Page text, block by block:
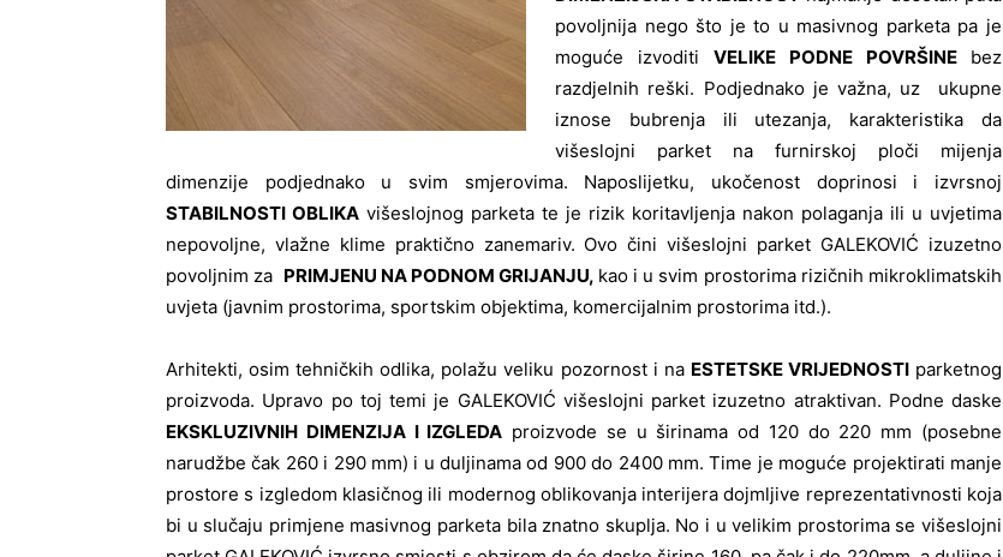
povoljnija nego što je to u masivnog parketa pa je
moguće izvoditi VELIKE PODNE POVRŠINE bez
razdjelnih reški. Podjednako je važna, uz ukupne
iznose bubrenja ili utezanja, karakteristika da
višeslojni parket na furnirskoj ploči mijenja
dimenzije podjednako u svim smjerovima. Naposlijetku, ukočenost doprinosi i izvrsnoj
STABILNOSTI OBLIKA višeslojnog parketa te je rizik koritavljenja nakon polaganja ili u uvjetima
nepovoljne, vlažne klime praktično zanemariv. Ovo čini višeslojni parket GALEKOVIĆ izuzetno
povoljnim za PRIMJENU NA PODNOM GRIJANJU, kao i u svim prostorima rizičnih mikroklimatskih
uvjeta (javnim prostorima, sportskim objektima, komercijalnim prostorima itd.).
Arhitekti, osim tehničkih odlika, polažu veliku pozornost i na ESTETSKE VRIJEDNOSTIparketnog
proizvoda. Upravo po toj temi je GALEKOVIĆ višeslojni parket izuzetno atraktivan. Podne daske
EKSKLUZIVNIH DIMENZIJA I IZGLEDA proizvode se u širinama od 120 do 220 mm (posebne
narudžbe čak 260 i 290 mm) i u duljinama od 900 do 2400 mm. Time je moguće projektirati manje
prostore s izgledom klasičnog ili modernog oblikovanja interijera dojmljive reprezentativnosti koja
bi u slučaju primjene masivnog parketa bila znatno skuplja. No i u velikim prostorima se višeslojni